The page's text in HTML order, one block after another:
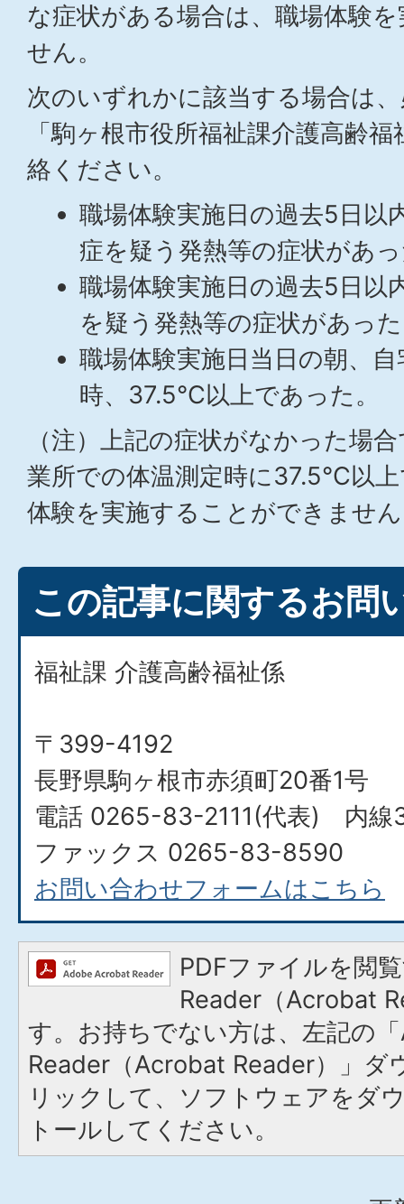
な症状がある場合は、職場体験
せん。
次のいずれかに該当する場合は
「駒ヶ根市役所福祉課介護高齢
絡ください。
職場体験実施日の過去5日以
症を疑う発熱等の症状があ
職場体験実施日の過去5日以
を疑う発熱等の症状があっ
職場体験実施日当日の朝、
時、37.5℃以上であった。
（注）上記の症状がなかった場
業所での体温測定時に37.5℃以
体験を実施することができませ
この記事に関するお問
福祉課 介護高齢福祉係
〒399-4192
長野県駒ヶ根市赤須町20番1号
電話 0265-83-2111(代表) 内線
ファックス 0265-83-8590
お問い合わせフォームはこちら
PDFファイルを閲
Reader（Acrobat
す。お持ちでない方は、左記の
Reader（Acrobat Reader）」ダ
リックして、ソフトウェアをダ
トールしてください。